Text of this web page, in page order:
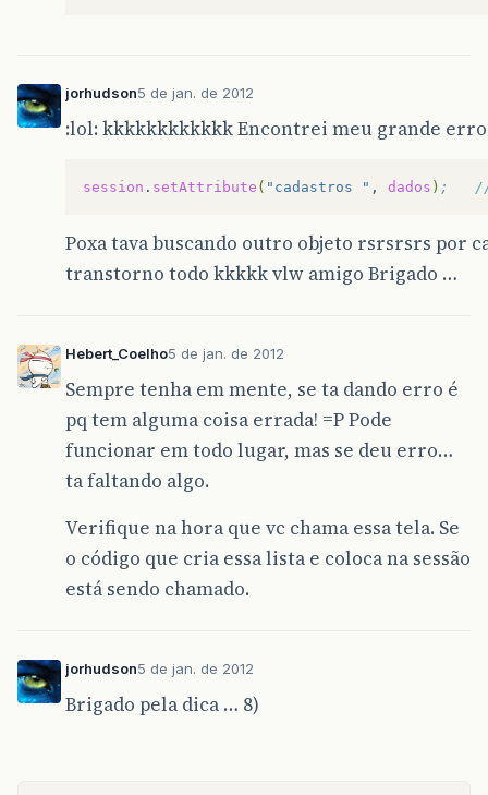
jorhudson5 de jan. de 2012
:lol: kkkkkkkkkkkk Encontrei meu grande
session . setAttribute ( "cadastros " , dados ) ;   //
Poxa tava buscando outro objeto rsrsrsrs por
transtorno todo kkkkk vlw amigo Brigado …
Hebert_Coelho5 de jan. de 2012
Sempre tenha em mente, se ta dando erro é
pq tem alguma coisa errada! =P Pode
funcionar em todo lugar, mas se deu erro…
ta faltando algo.
Verifique na hora que vc chama essa tela. Se
o código que cria essa lista e coloca na sessão
está sendo chamado.
jorhudson5 de jan. de 2012
Brigado pela dica … 8)